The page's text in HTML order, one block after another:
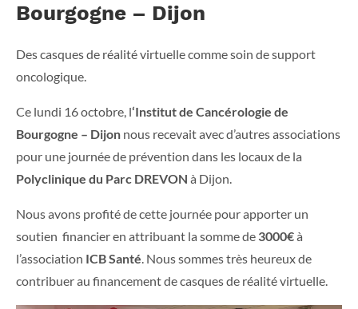
Bourgogne – Dijon
Des casques de réalité virtuelle comme soin de support
oncologique.
Ce lundi 16 octobre, l‘Institut de Cancérologie de
Bourgogne – Dijon nous recevait avec d’autres associations
pour une journée de prévention dans les locaux de la
Polyclinique du Parc DREVON à Dijon.
Nous avons profité de cette journée pour apporter un
soutien financier en attribuant la somme de 3000€à
l’association ICB Santé. Nous sommes très heureux de
contribuer au financement de casques de réalité virtuelle.